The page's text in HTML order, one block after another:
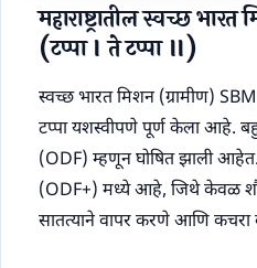
महाराष्ट्रातील स्वच्छ
(टप्पा I ते टप्पा II)
स्वच्छ भारत मिशन (ग्रामीण) SBM-
टप्पा यशस्वीपणे पूर्ण केला आहे.
(ODF) म्हणून घोषित झाली आहेत.
(ODF+) मध्ये आहे, जिथे केवळ
सातत्याने वापर करणे आणि